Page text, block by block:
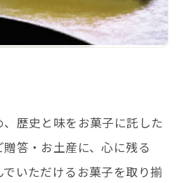
、歴史と味をお菓子に託した
答・お土産に、心に残る
いただけるお菓子を取り揃